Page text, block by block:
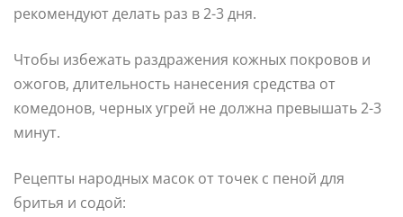
рекомендуют делать раз в 2-3 дня.
Чтобы избежать раздражения кожных покровов и
ожогов, длительность нанесения средства от
комедонов, черных угрей не должна превышать 2-3
минут.
Рецепты народных масок от точек с пеной для
бритья и содой: